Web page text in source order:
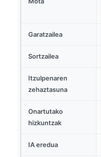
Garatzailea
Sortzailea
Itzulpenaren
zehaztasuna
Onartutako
hizkuntzak
IA eredua